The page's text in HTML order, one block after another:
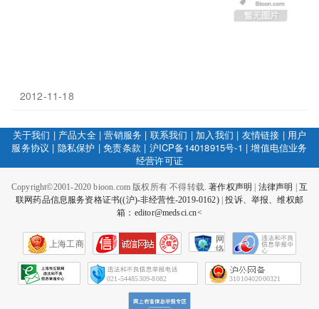
2012-11-18
关于我们 | 产品大全|营销服务 | 联系我们 | 加入我们 | 友情链接 | 用户
服务协议 | 隐私保护 |免责条款 | 沪ICP备14018915号-1 |增值电信业务
经营许可证
Copyright©2001-2020 bioon.com 版权所有 不得转载.著作权声明 法律声明
互
联网药品信息服务资格证书((沪)-非经营性-2019-0162)|投诉、举报、维权邮
箱：editor@medsci.cn<
上海工商
网
络
会
征
021-54485309-8082 31010402000321